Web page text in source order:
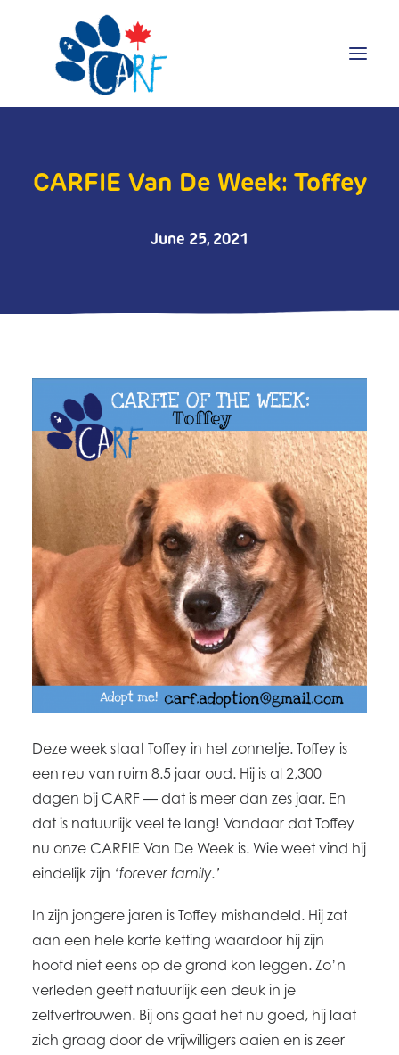
Adopt
CARFIE Van De Week: Toffey
June 25, 2021
Deze week staat Toffey in het zonnetje. Toffey is
een reu van ruim 8.5 jaar oud. Hij is al 2,300
dagen bij CARF ― dat is meer dan zes jaar. En
dat is natuurlijk veel te lang! Vandaar dat Toffey
nu onze CARFIE Van De Week is. Wie weet vind hij
eindelijk zijn ‘forever family.’
In zijn jongere jaren is Toffey mishandeld. Hij zat
aan een hele korte ketting waardoor hij zijn
hoofd niet eens op de grond kon leggen. Zo’n
verleden geeft natuurlijk een deuk in je
zelfvertrouwen. Bij ons gaat het nu goed, hij laat
zich graag door de vrijwilligers aaien en is zeer